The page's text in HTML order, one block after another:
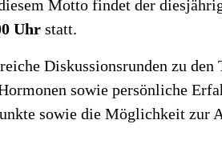
Motto findet der
Uhr statt.
Diskussionsrunden zu
sowie persönliche
sowie die Möglichkeit zur